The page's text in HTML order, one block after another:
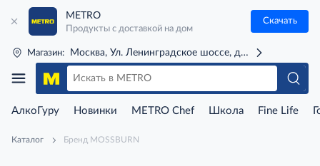
METRO
Продукты с доставкой на дом
Скачать
Магазин: Москва, Ул. Ленинградское шоссе, д. 71Г (м. Речной
АлкоГуру Новинки METRO Chef Школа Fine Life
Каталог Бренд MOSSBURN